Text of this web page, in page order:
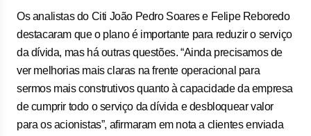
Os analistas do Citi João Pedro Soares e Felipe Reboredo
destacaram que o plano é importante para reduzir o serviço
da dívida, mas há outras questões. “Ainda precisamos de
ver melhorias mais claras na frente operacional para
sermos mais construtivos quanto à capacidade da empresa
de cumprir todo o serviço da dívida e desbloquear valor
para os acionistas”, afirmaram em nota a clientes enviada